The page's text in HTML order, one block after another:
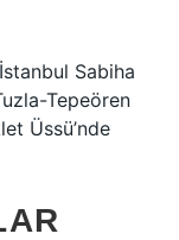
Sabiha
Tepeören
Üssü’nde